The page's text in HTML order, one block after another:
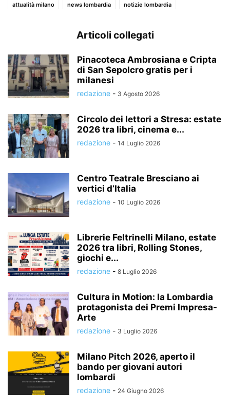
attualità milano
news lombardia notizie lombardia
Articoli collegati
Pinacoteca Ambrosiana e Cripta
di San Sepolcro gratis per i
milanesi
redazione - 3 Agosto 2026
Circolo dei lettori a Stresa: estate
2026 tra libri, cinema e...
redazione - 14 Luglio 2026
Centro Teatrale Bresciano ai
vertici d’Italia
redazione - 10 Luglio 2026
Librerie Feltrinelli Milano, estate
2026 tra libri, Rolling Stones,
giochi e...
redazione - 8 Luglio 2026
Cultura in Motion: la Lombardia
protagonista dei Premi Impresa-
Arte
redazione - 3 Luglio 2026
Milano Pitch 2026, aperto il
bando per giovani autori
lombardi
redazione - 24 Giugno 2026